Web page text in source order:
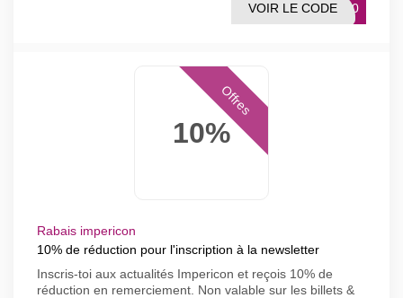
ST20
VOIR LE CODE
10%
Offres
Rabais impericon
10% de réduction pour l'inscription à la newsletter
Inscris-toi aux actualités Impericon et reçois 10% de
réduction en remerciement. Non valable sur les billets &